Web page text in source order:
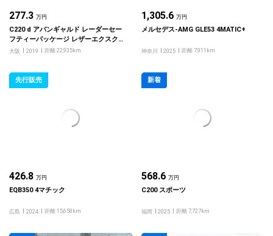
277.3 万円
C220 d アバンギャルド レーダーセー
フティーパッケージ レザーエクスクル
ーシブパッケージ
大阪 2019 距離 22,935km
1,305.6 万円
メルセデス-AMG GLE53 4MATIC+
神奈川 2025 距離 7,911km
先行販売
426.8 万円
EQB350 4マチック
広島 2024 距離 15,658km
新着
568.6 万円
C200 スポーツ
福岡 2025 距離 7,727km